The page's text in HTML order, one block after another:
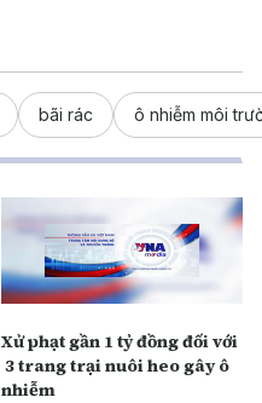
bãi rác ô nhiễm môi
Xử phạt gần 1 tỷ đồng đối với
3 trang trại nuôi heo gây ô
nhiễm